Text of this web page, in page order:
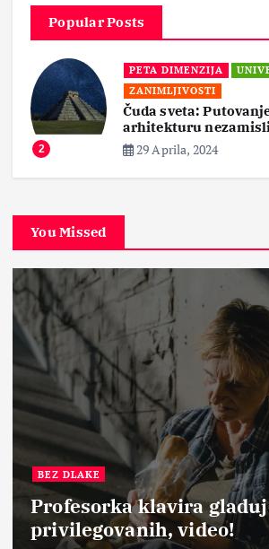
Popular Posts
2
PETA DIMENZIJA
ZANIMLJIVOSTI
Čuda sveta:
arhitekturu
29 Aprila, 2024
You Missed
BEZ DLAKE
Profesorka klavira
privilegovanih, video!